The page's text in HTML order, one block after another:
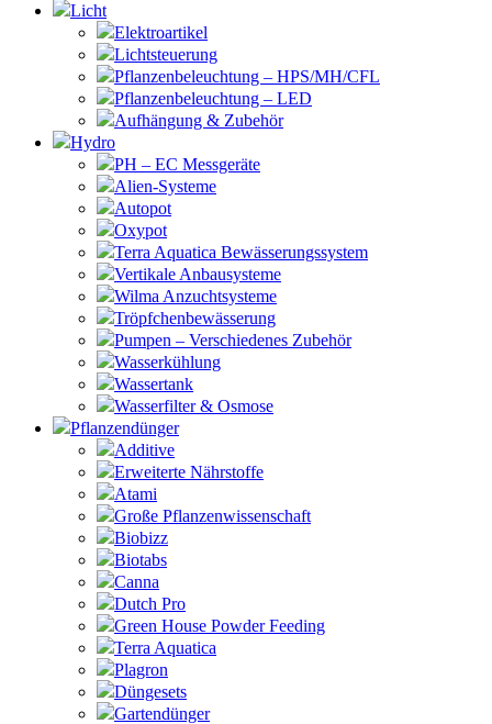
Licht
Elektroartikel
Lichtsteuerung
Pflanzenbeleuchtung – HPS/MH/CFL
Pflanzenbeleuchtung – LED
Aufhängung & Zubehör
Hydro
PH – EC Messgeräte
Alien-Systeme
Autopot
Oxypot
Terra Aquatica Bewässerungssystem
Vertikale Anbausysteme
Wilma Anzuchtsysteme
Tröpfchenbewässerung
Pumpen – Verschiedenes Zubehör
Wasserkühlung
Wassertank
Wasserfilter & Osmose
Pflanzendünger
Additive
Erweiterte Nährstoffe
Atami
Große Pflanzenwissenschaft
Biobizz
Biotabs
Canna
Dutch Pro
Green House Powder Feeding
Terra Aquatica
Plagron
Düngesets
Gartendünger